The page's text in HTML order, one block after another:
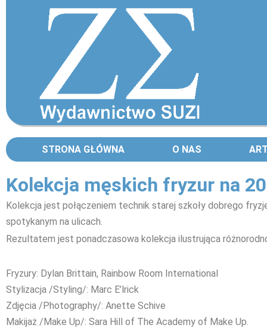
STRONA GŁÓWNA O NAS
Kolekcja męskich fryzur na
Kolekcja jest połączeniem technik starej szkoły dobrego
spotykanym na ulicach.
Rezultatem jest ponadczasowa kolekcja ilustrująca
Fryzury: Dylan Brittain, Rainbow Room International
Stylizacja /Styling/: Marc E’lrick
Zdjęcia /Photography/: Anette Schive
Makijaż /Make Up/: Sara Hill of The Academy of Make Up.